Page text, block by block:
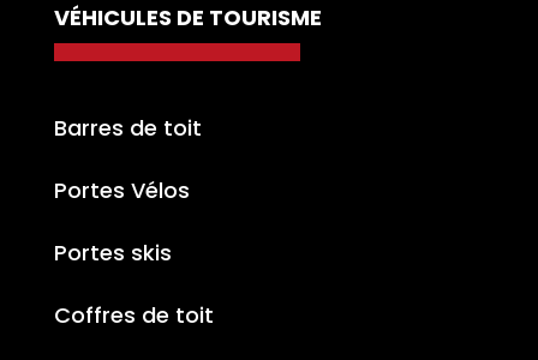
VÉHICULES DE TOURISME
Barres de toit
Portes Vélos
Portes skis
Coffres de toit